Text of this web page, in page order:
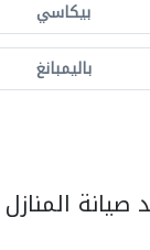
بيكاسي
باليمبانغ